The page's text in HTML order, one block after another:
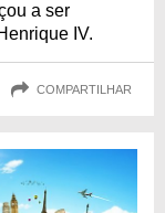
a ser
IV.
COMPARTILHAR